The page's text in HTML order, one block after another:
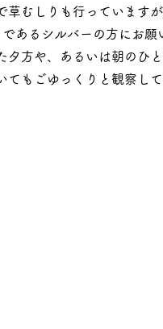
草むしりも行っています
あるシルバーの方にお願
方や、あるいは朝のひ
てもごゆっくりと観察し